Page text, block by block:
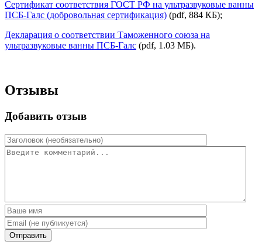
Сертификат соответствия ГОСТ РФ на ультразвуковые ванны
ПСБ-Галс (добровольная сертификация) (pdf, 884 КБ);
Декларация о соответствии Таможенного союза на
ультразвуковые ванны ПСБ-Галс (pdf, 1.03 MБ).
Отзывы
Добавить отзыв
Отправить